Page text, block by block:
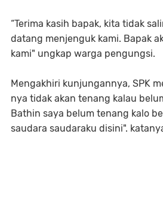
“Terima kasih bapak, kita tidak
datang menjenguk kami. Bapak
kami" ungkap warga pengungsi.
Mengakhiri kunjungannya, SPK
nya tidak akan tenang kalau
Bathin saya belum tenang kalo
saudara saudaraku disini".